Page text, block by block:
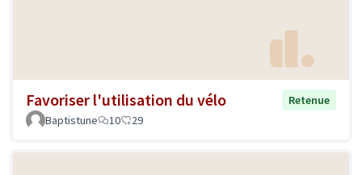
Favoriser l'utilisation du vélo
Retenue
Baptistune
10 29